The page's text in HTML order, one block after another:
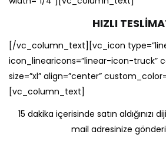
HIZLI
[/vc_column_text][vc_icon
icon_linearicons=”linear-icon-truck”
size=”xl” align=”center”
[vc_column_text]
15 dakika içerisinde satın aldığınızı
mail adresinize